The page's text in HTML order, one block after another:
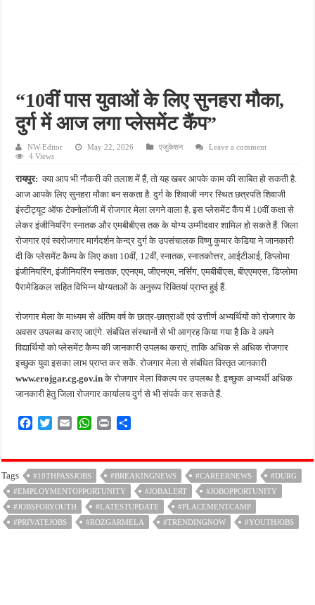
पेड़ लगाने के विवाद ने लिया हिंसक मोड़, महिला पर कुल्हाड़ी से किया हमला
“10वीं पास युवाओं के लिए सुनहरा मौका,
दुर्ग में आज लगा प्लेसमेंट कैंप”
NW-Editor May 22, 2026 एजुकेशन
Leave a comment
4 Views
रायपुर: क्या आप भी नौकरी की तलाश में हैं, तो यह खबर आपके काम की साबित हो सकती है.
आज आपके लिए सुनहरा मौका बन सकता है. दुर्ग के शिवाजी नगर स्थित छत्रपति शिवाजी
इंस्टीट्यूट ऑफ टेक्नोलॉजी में रोजगार मेला लगने वाला है. इस प्लेसमेंट कैंप में 10वीं कक्षा से
लेकर इंजीनियरिंग स्नातक और एमबीबीएस तक के योग्य उम्मीदवार शामिल हो सकते हैं. जिला
रोजगार एवं स्वरोजगार मार्गदर्शन केन्द्र दुर्ग के उपसंचालक विष्णु कुमार केडिया ने जानकारी
दी कि प्लेसमेंट कैम्प के लिए कक्षा 10वीं, 12वीं, स्नातक, स्नातकोत्तर, आईटीआई, डिप्लोमा
इंजीनियरिंग, इंजीनियरिंग स्नातक, एएनएम, जीएनएम, नर्सिंग, एमबीबीएस, बीएएमएस, डिप्लोमा
पैरामेडिकल सहित विभिन्न योग्यताओं के अनुरूप रिक्तियां प्राप्त हुई हैं.
रोजगार मेला के माध्यम से अंतिम वर्ष के छात्र-छात्राओं एवं उत्तीर्ण अभ्यर्थियों को रोजगार के
अवसर उपलब्ध कराए जाएंगे. संबंधित संस्थानों से भी आग्रह किया गया है कि वे अपने
विद्यार्थियों को प्लेसमेंट कैम्प की जानकारी उपलब्ध कराएं, ताकि अधिक से अधिक रोजगार
इच्छुक युवा इसका लाभ प्राप्त कर सकें. रोजगार मेला से संबंधित विस्तृत जानकारी
www.erojgar.cg.gov.inके रोजगार मेला विकल्प पर उपलब्ध है. इच्छुक अभ्यर्थी अधिक
जानकारी हेतु जिला रोजगार कार्यालय दुर्ग से भी संपर्क कर सकते हैं.
e
b
o
o
k
t
t
e
r
i
l
W
t
A
p
p
n
t
r
e
Tags #10THPASSJOBS #BREAKINGNEWS #CAREERNEWS
#DURG
#EMPLOYMENTOPPORTUNITY
#JOBALERT
#JOBOPPORTUNITY
#JOBSFORYOUTH
#LATESTUPDATE
#PLACEMENTCAMP
#PRIVATEJOBS
#ROZGARMELA #TRENDINGNOW #YOUTHJOBS